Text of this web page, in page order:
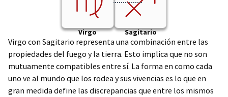
Virgo Sagitario
Virgo con Sagitario representa una combinación entre las
propiedades del fuego y la tierra. Esto implica que no son
mutuamente compatibles entre sí. La forma en como cada
uno ve al mundo que los rodea y sus vivencias es lo que en
gran medida define las discrepancias que entre los mismos